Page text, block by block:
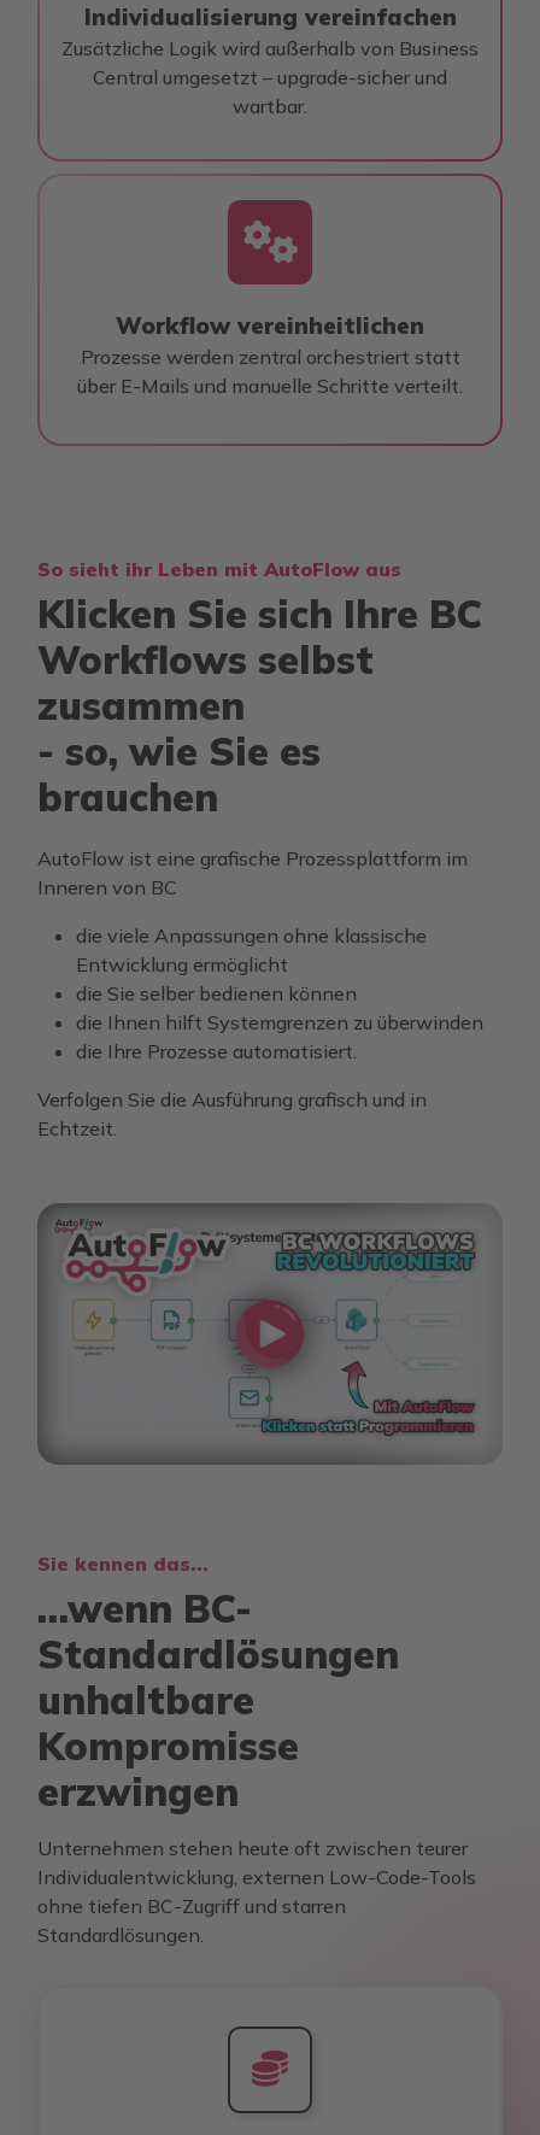
Individualisierung vereinfachen
Zusätzliche Logik wird außerhalb von Business
Central umgesetzt – upgrade-sicher und
wartbar.
fas
fa-
cogs
Workflow vereinheitlichen
Prozesse werden zentral orchestriert statt
über E-Mails und manuelle Schritte verteilt.
So sieht ihr Leben mit AutoFlow aus
Klicken Sie sich Ihre BC
Workflows selbst
zusammen
- so, wie Sie es
brauchen
AutoFlow ist eine grafische Prozessplattform im
Inneren von BC
die viele Anpassungen ohne klassische
Entwicklung ermöglicht
die Sie selber bedienen können
die Ihnen hilft Systemgrenzen zu überwinden
die Ihre Prozesse automatisiert.
Verfolgen Sie die Ausführung grafisch und in
Echtzeit.
Sie kennen das...
…wenn BC-
Standardlösungen
unhaltbare
Kompromisse
erzwingen
Unternehmen stehen heute oft zwischen teurer
Individualentwicklung, externen Low-Code-Tools
ohne tiefen BC-Zugriff und starren
Standardlösungen.